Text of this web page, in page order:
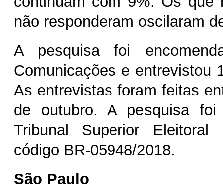
não responderam oscilaram
A pesquisa foi
Comunicações e entrevistou
As entrevistas foram feitas
de outubro. A pesquisa foi
Tribunal Superior
código BR-05948/2018.
São Paulo